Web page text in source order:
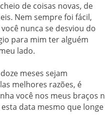
de coisas novas, de
Nem sempre foi fácil,
nunca se desviou do
para mim ter alguém
lado.
meses sejam
melhores razões, é
você nos meus braços
data mesmo que longe